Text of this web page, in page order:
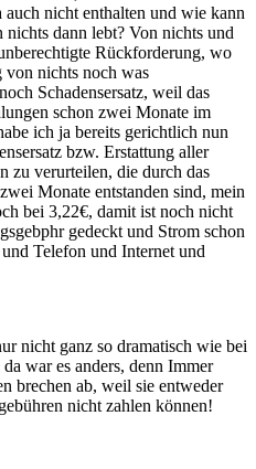
nicht enthalten und wie kann
nichts dann lebt? Von nichts und
Rückforderung, wo
von nichts noch was
Schadensersatz, weil das
schon zwei Monate im
ich ja bereits gerichtlich nun
bzw. Erstattung aller
zu verurteilen, die durch das
Monate entstanden sind, mein
bei 3,22€, damit ist noch nicht
gedeckt und Strom schon
Telefon und Internet und
nicht ganz so dramatisch wie bei
war es anders, denn Immer
brechen ab, weil sie entweder
nicht zahlen können!